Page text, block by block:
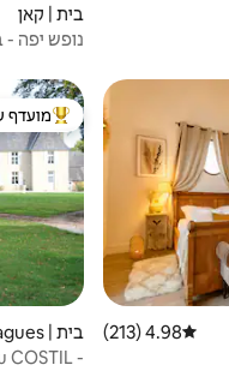
בית | קאן
נופש יפה -
אורחים
דירוג ממוצע של 4.98 מתוך 5, 213 ביקורות
4.98 (213)
מוביל
מועדף
בית | Hottot-les-Bagues
COSTIL -